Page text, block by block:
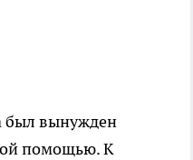
был вынужден
помощью. К